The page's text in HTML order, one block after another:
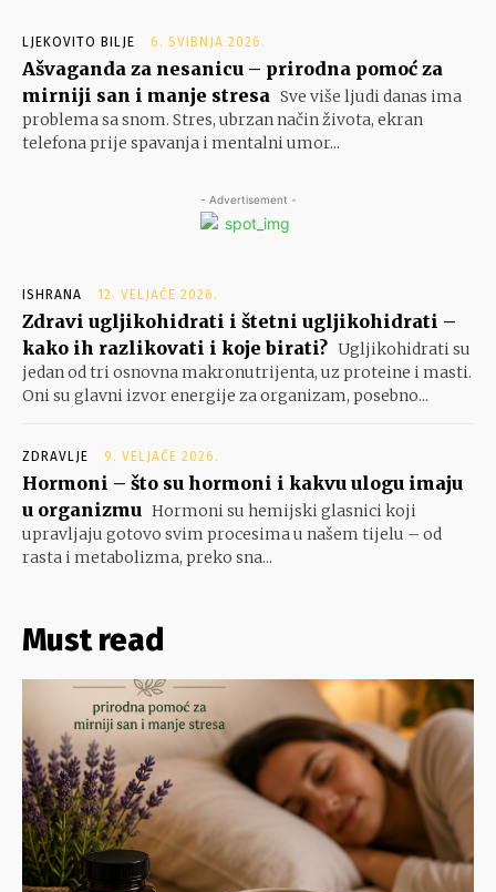
LJEKOVITO BILJE 6. SVIBNJA 2026.
Ašvaganda za nesanicu – prirodna pomoć za
mirniji san i manje stresa Sve više ljudi danas ima
problema sa snom. Stres, ubrzan način života, ekran
telefona prije spavanja i mentalni umor...
- Advertisement -
ISHRANA 12. VELJAČE 2026.
Zdravi ugljikohidrati i štetni ugljikohidrati –
kako ih razlikovati i koje birati? Ugljikohidrati su
jedan od tri osnovna makronutrijenta, uz proteine i masti.
Oni su glavni izvor energije za organizam, posebno...
ZDRAVLJE 9. VELJAČE 2026.
Hormoni – što su hormoni i kakvu ulogu imaju
u organizmu Hormoni su hemijski glasnici koji
upravljaju gotovo svim procesima u našem tijelu – od
rasta i metabolizma, preko sna...
Must read